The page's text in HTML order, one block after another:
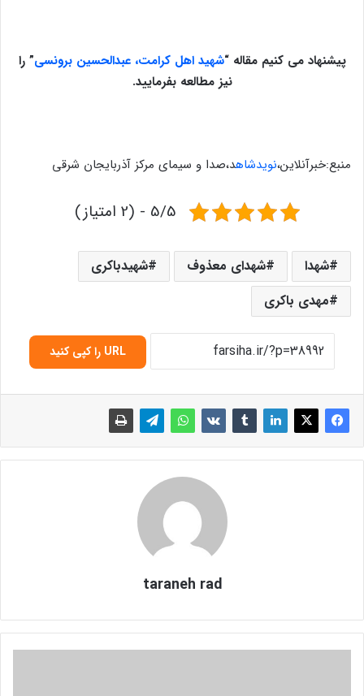
پیشنهاد می کنیم مقاله “شهید اهل کرامت، عبدالحسین برونسی” را
نیز مطالعه بفرمایید.
منبع:خبرآنلاین،نویدشاهد،صدا و سیمای مرکز آذربایجان شرقی
5/5 - (2 امتیاز)
شهدا شهدای معذوف
شهیدباکری
مهدی باکری
URL را کپی کنید
taraneh rad